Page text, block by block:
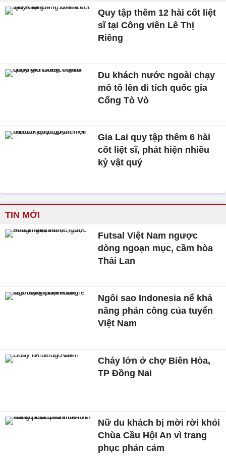
Quy tập thêm 12 hài cốt liệt
sĩ tại Công viên Lê Thị
Riêng
Du khách nước ngoài chạy
mô tô lên di tích quốc gia
Cổng Tò Vò
Gia Lai quy tập thêm 6 hài
cốt liệt sĩ, phát hiện nhiều
kỷ vật quý
TIN MỚI
Futsal Việt Nam ngược
dòng ngoạn mục, cầm hòa
Thái Lan
Ngôi sao Indonesia nể khả
năng phản công của tuyển
Việt Nam
Cháy lớn ở chợ Biên Hòa,
TP Đồng Nai
Nữ du khách bị mời rời khỏi
Chùa Cầu Hội An vì trang
phục phản cảm